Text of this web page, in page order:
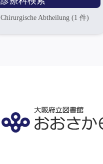
Chirurgische Abtheilung(1 件)